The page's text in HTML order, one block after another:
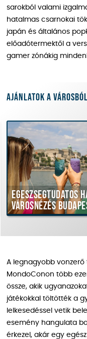
sarokból valami
hatalmas csarnokai
japán és általános
előadótermektől a
gamer zónákig
Ajánlatok a városból
A legnagyobb vonzerő
MondoConon több
össze, akik
játékokkal töltötték a
lelkesedéssel vetik
esemény hangulata
érkezel, akár egy